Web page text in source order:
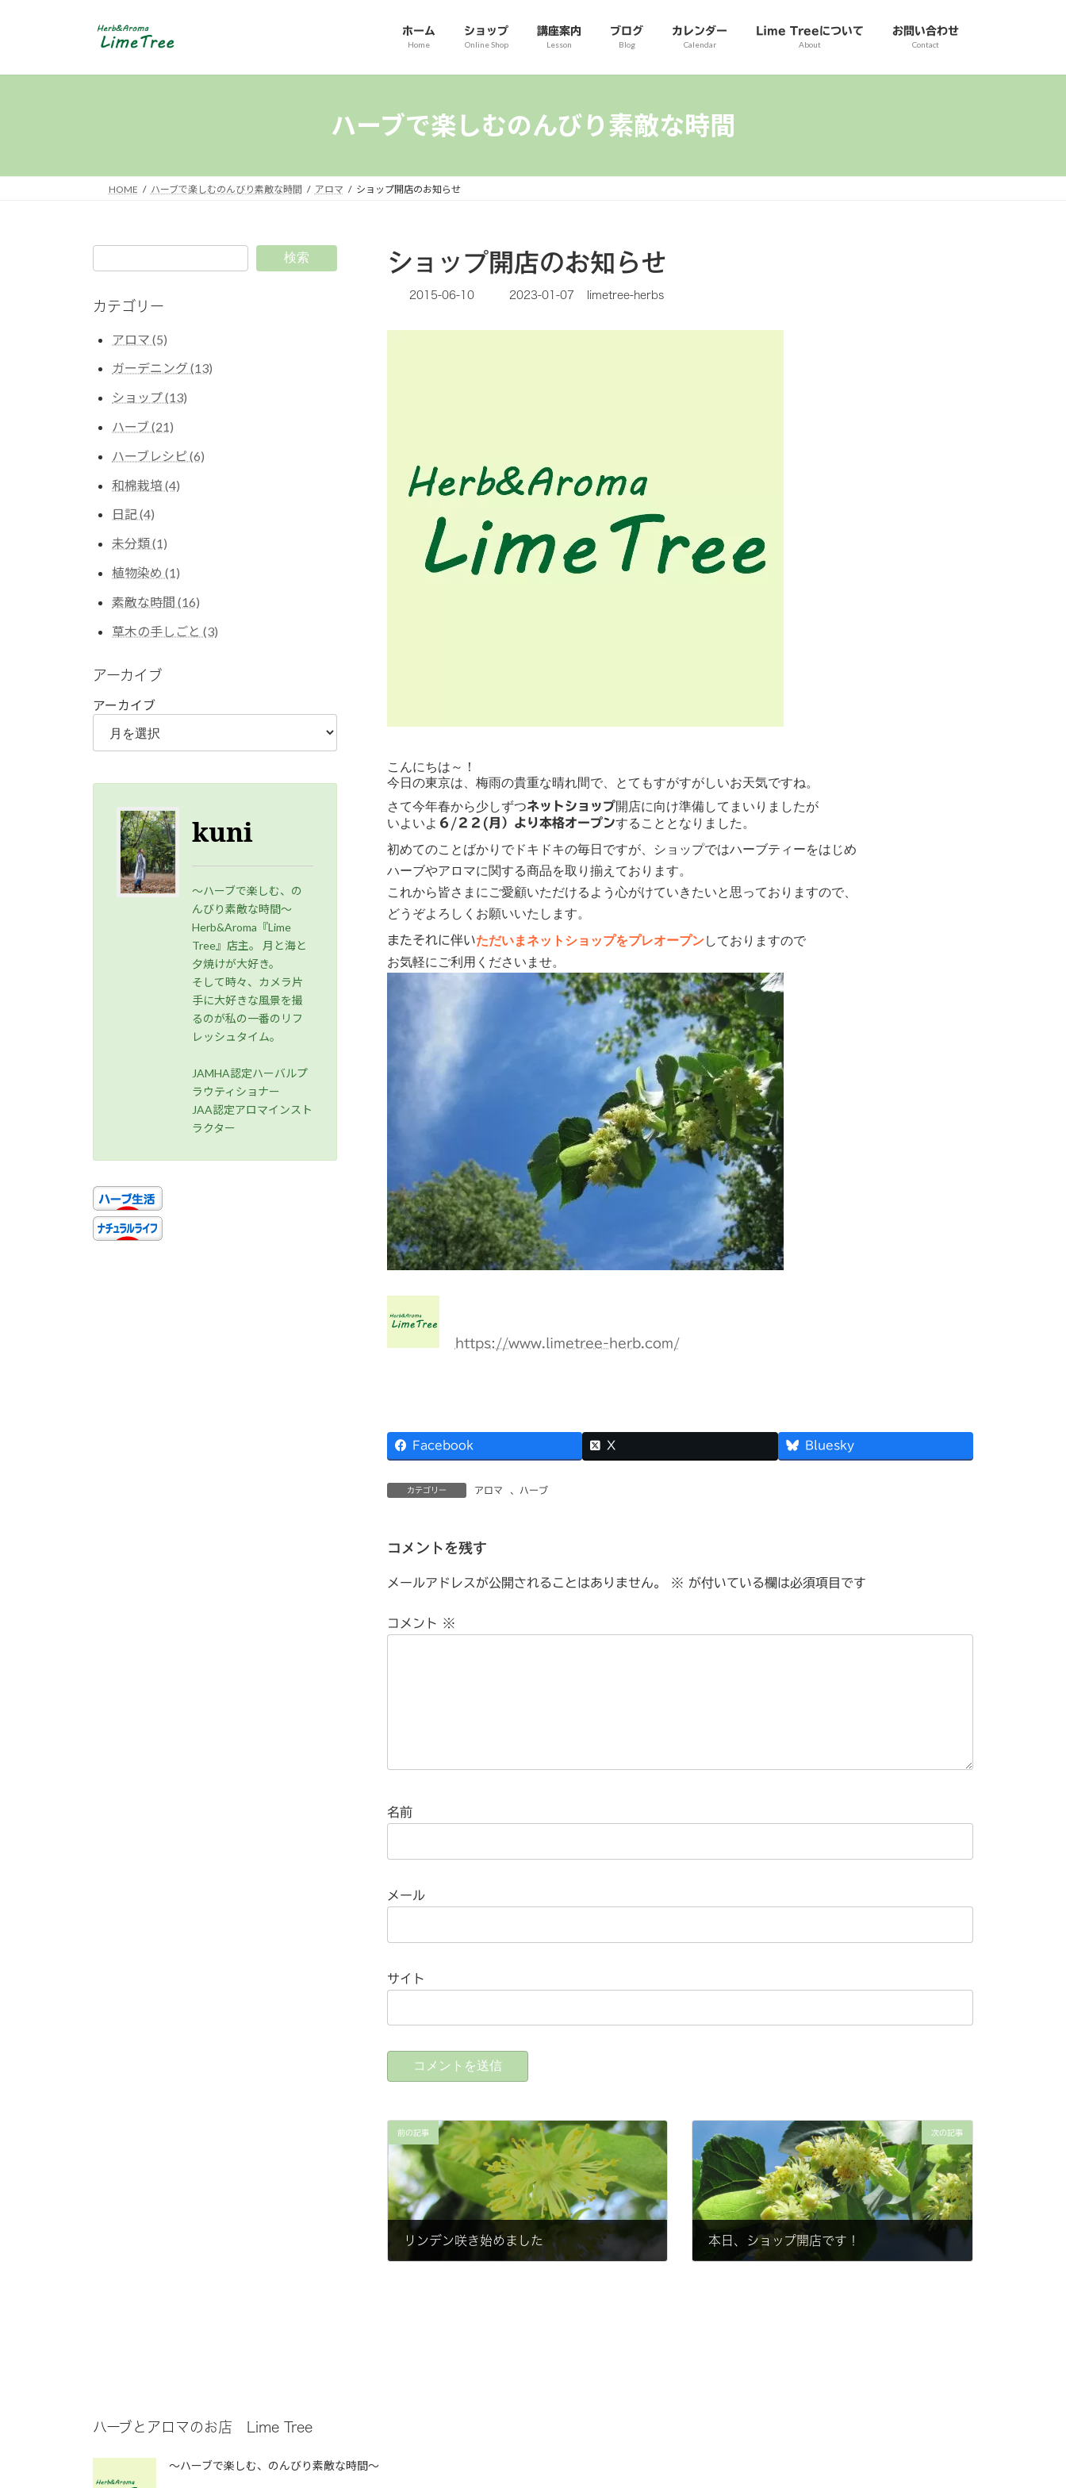
プ
動
ホーム
Home
ショップ
Online Shop
講座案内
Lesson
ブログ
Blog
カレンダー
Calendar
Lime Treeについて
About
お問い合わせ
Contact
ハーブで楽しむのんびり素敵な時間
HOME ハーブで楽しむのんびり素敵な時間 アロマ ショップ開店のお知らせ
ショップ開店のお知らせ
2015-06-10
最
2023-01-07 limetree-herbs
こんにちは～！
今日の東京は、梅雨の貴重な晴れ間で、とてもすがすがしいお天気ですね。
さて今年春から少しずつネットショップ開店に向け準備してまいりましたが
いよいよ ６/２２(月）より本格オープンすることとなりました。
初めてのことばかりでドキドキの毎日ですが、
ショップではハーブティーをはじめ
ハーブやアロマに関する商品を取り揃えております。
これから皆さまにご愛顧いただけるよう 心がけていきたいと思っておりますので、
どうぞよろしくお願いいたします。
またそれに伴いただいまネットショップをプレオープンしておりますので
お気軽にご利用くださいませ。
https://www.limetree-herb.com/
Facebook X Bluesky
カテゴリー アロマ 、 ハーブ
コメントを残す
メールアドレスが公開されることはありません。 ※ が付いている欄は必須項目です
コメント ※
名前
メール
サイト
前の記事
リンデン咲き始めました
次の記事
本日、ショップ開店です！
検索
カテゴリー
アロマ (5)
ガーデニング (13)
ショップ (13)
ハーブ (21)
ハーブレシピ (6)
和棉栽培 (4)
日記 (4)
未分類 (1)
植物染め (1)
素敵な時間 (16)
草木の手しごと (3)
アーカイブ
アーカイブ
kuni
～ハーブで楽しむ、の
んびり素敵な時間～
Herb&Aroma『Lime
Tree』店主。 月と海と
夕焼けが大好き。
そして時々、カメラ片
手に大好きな風景を撮
るのが私の一番のリフ
レッシュタイム。
JAMHA認定ハーバルプ
ラウティショナー
JAA認定アロマインスト
ラクター
ハーブとアロマのお店 Lime Tree
～ハーブで楽しむ、のんびり素敵な時間～